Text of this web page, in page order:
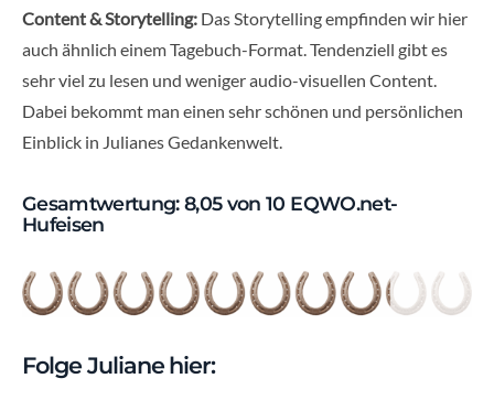
Content & Storytelling: Das Storytelling empfinden wir hier
auch ähnlich einem Tagebuch-Format. Tendenziell gibt es
sehr viel zu lesen und weniger audio-visuellen Content.
Dabei bekommt man einen sehr schönen und persönlichen
Einblick in Julianes Gedankenwelt.
Gesamtwertung: 8,05 von 10 EQWO.net-
Hufeisen
Folge Juliane hier: